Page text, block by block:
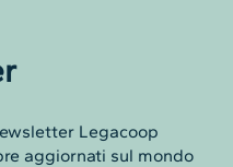
Legacoop
aggiornati sul mondo